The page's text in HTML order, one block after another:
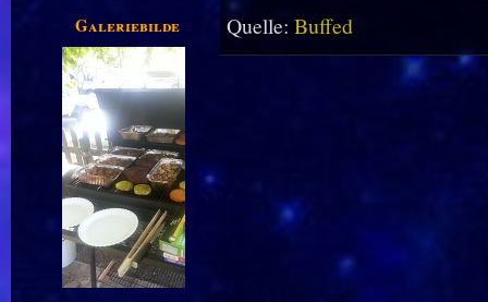
Galeriebilder
Quelle: Buffed